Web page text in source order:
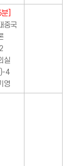
]
중국
실
4
영